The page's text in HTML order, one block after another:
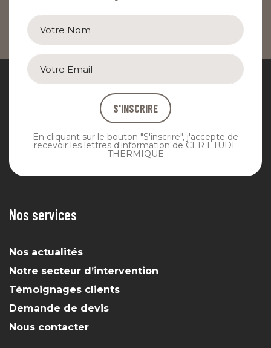
S'INSCRIRE
En cliquant sur le bouton "S'inscrire", j'accepte de
recevoir les lettres d'information de CER ETUDE
THERMIQUE
Nos services
Nos actualités
Notre secteur d’intervention
Témoignages clients
Demande de devis
Nous contacter